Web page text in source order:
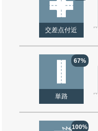
交差点付近
67%
単路
100%